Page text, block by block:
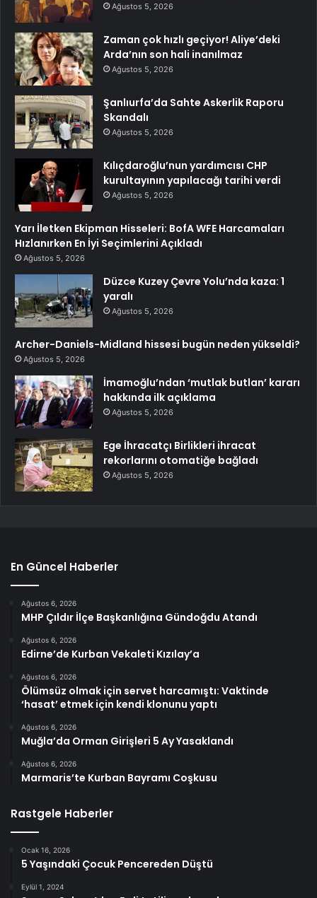
Ağustos 5, 2026
Zaman çok hızlı geçiyor! Aliye’deki
Arda’nın son hali inanılmaz
Ağustos 5, 2026
Şanlıurfa’da Sahte Askerlik Raporu
Skandalı
Ağustos 5, 2026
Kılıçdaroğlu’nun yardımcısı CHP
kurultayının yapılacağı tarihi verdi
Ağustos 5, 2026
Yarı İletken Ekipman Hisseleri: BofA WFE Harcamaları
Hızlanırken En İyi Seçimlerini Açıkladı
Ağustos 5, 2026
Düzce Kuzey Çevre Yolu’nda kaza: 1
yaralı
Ağustos 5, 2026
Archer-Daniels-Midland hissesi bugün neden yükseldi?
Ağustos 5, 2026
İmamoğlu’ndan ‘mutlak butlan’ kararı
hakkında ilk açıklama
Ağustos 5, 2026
Ege İhracatçı Birlikleri ihracat
rekorlarını otomatiğe bağladı
Ağustos 5, 2026
En Güncel Haberler
Ağustos 6, 2026
MHP Çıldır İlçe Başkanlığına Gündoğdu Atandı
Ağustos 6, 2026
Edirne’de Kurban Vekaleti Kızılay’a
Ağustos 6, 2026
Ölümsüz olmak için servet harcamıştı: Vaktinde
‘hasat’ etmek için kendi klonunu yaptı
Ağustos 6, 2026
Muğla’da Orman Girişleri 5 Ay Yasaklandı
Ağustos 6, 2026
Marmaris’te Kurban Bayramı Coşkusu
Rastgele Haberler
Ocak 16, 2026
5 Yaşındaki Çocuk Pencereden Düştü
Eylül 1, 2024